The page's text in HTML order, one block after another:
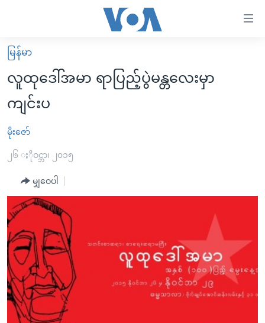
လွယ်ကူ
စေ
သည့်
Link
များ
ပင်မ
ကျော်
ကြည့်
ရန်
ပင်မ
အ
ညွန်း
စာမျက်နှာ
မူလစာမျက်နှာ
မြန်မာ
ကမ္ဘာ့သတင်းများ
နိုင်ငံတကာ
အစ္စရေး-ပါလက်စတိုင်း
ဗွီဒီယို
သတင်းလွတ်လပ်ခွင့်
အင်္ဂလိပ်စာလေ့လာမယ်
အမေရိကန်သုံးအီဒီယံ
မကြေးမုံရဲ့ အင်္ဂလိပ်စာ
ရုပ်ရှင်ထဲက အင်္ဂလိပ်စာ
သုတပဒေသာ အင်္ဂလိပ်စာ
အပတ်စဉ်ကဏ္ဍများ
ရေဒီယို
တီဗွီ
ရေဒီယိုနှင့်ရုပ်သံ အချက်အလက်များ
ရေဒီယို/တီဗွီအစီအစဉ်
Learning English
ဗွီအိုအေ လူမှုကွန်ယက်များ
မြန်မာ
လူထုဒေါ်အမာ ရာပြည့်ပွဲမန္တလေးမှာ
ကျင်းပ
မိုးဇော်
၂၆ ႏိုဝင္ဘာ၊ ၂၀၁၅
မျှဝေပါ